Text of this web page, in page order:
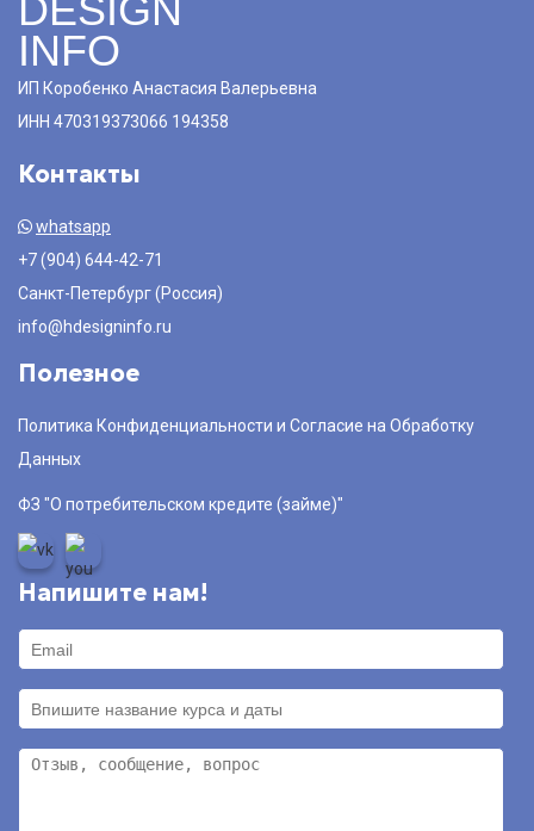
DESIGN
INFO
ИП Коробенко Анастасия Валерьевна
ИНН 470319373066 194358
Контакты
whatsapp
+7 (904) 644-42-71
Санкт-Петербург (Россия)
info@hdesigninfo.ru
Полезное
Политика Конфиденциальности и Согласие на Обработку
Данных
ФЗ "О потребительском кредите (займе)"
Напишите нам!